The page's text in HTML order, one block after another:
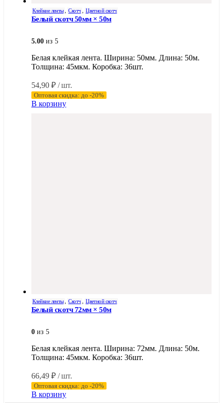
Клейкие ленты, Скотч , Цветной скотч
Белый скотч 50мм × 50м
5.00 из 5
Белая клейкая лента. Ширина: 50мм. Длина: 50м.
Толщина: 45мкм. Коробка: 36шт.
54,90 ₽ / шт.
Оптовая скидка: до -20%
В корзину
Клейкие ленты, Скотч , Цветной скотч
Белый скотч 72мм × 50м
0 из 5
Белая клейкая лента. Ширина: 72мм. Длина: 50м.
Толщина: 45мкм. Коробка: 36шт.
66,49 ₽ / шт.
Оптовая скидка: до -20%
В корзину